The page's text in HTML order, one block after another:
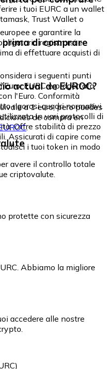
i tuoi EURC a un wallet
Trust Wallet o
e garantire la
registrarsi e
di effettuare acquisti di
di comprare
i seguenti punti
EURC è progettata
l'Euro. Conformità
rigorosi quadri normativi.
in vari protocolli di
Offre stabilità di prezzo
Assicurati di capire come
i tuoi token in modo
actual de EUROC?
a 1 euro, pero puedes
de compra en
.
avere il controllo totale
criptovalute.
protette con sicurezza
Abbiamo la migliore
accedere alle nostre